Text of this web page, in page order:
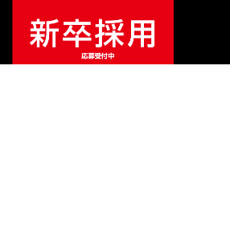
販売価格¥71,500（税込）